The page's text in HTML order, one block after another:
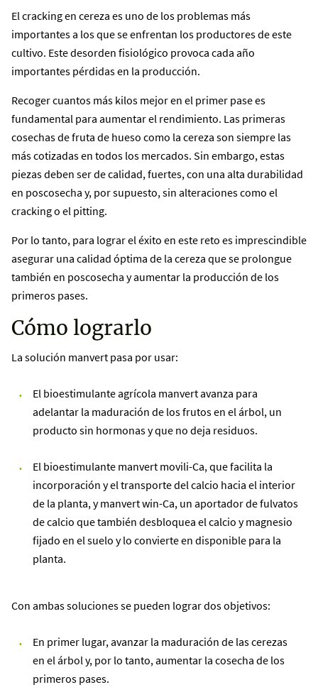
El cracking en cereza es uno de los problemas más
importantes a los que se enfrentan los productores de este
cultivo. Este desorden fisiológico provoca cada año
importantes pérdidas en la producción.
Recoger cuantos más kilos mejor en el primer pase es
fundamental para aumentar el rendimiento. Las primeras
cosechas de fruta de hueso como la cereza son siempre las
más cotizadas en todos los mercados. Sin embargo, estas
piezas deben ser de calidad, fuertes, con una alta durabilidad
en poscosecha y, por supuesto, sin alteraciones como el
cracking o el pitting.
Por lo tanto, para lograr el éxito en este reto es imprescindible
asegurar una calidad óptima de la cereza que se prolongue
también en poscosecha y aumentar la producción de los
primeros pases.
Cómo lograrlo
La solución manvert pasa por usar:
El bioestimulante agrícola manvert avanza para
adelantar la maduración de los frutos en el árbol, un
producto sin hormonas y que no deja residuos.
El bioestimulante manvert movili-Ca, que facilita la
incorporación y el transporte del calcio hacia el interior
de la planta, y manvert win-Ca, un aportador de fulvatos
de calcio que también desbloquea el calcio y magnesio
fijado en el suelo y lo convierte en disponible para la
planta.
Con ambas soluciones se pueden lograr dos objetivos:
En primer lugar, avanzar la maduración de las cerezas
en el árbol y, por lo tanto, aumentar la cosecha de los
primeros pases.